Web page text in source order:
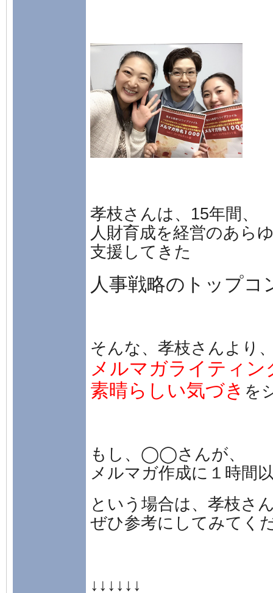
孝枝さんは、15年間、
人財育成を経営のあら
支援してきた
人事戦略のトップコ
そんな、孝枝さんより
メルマガライティン
素晴らしい気づき を
もし、◯◯さんが、
メルマガ作成に１時間
という場合は、孝枝さ
ぜひ参考にしてみてく
↓↓↓↓↓↓